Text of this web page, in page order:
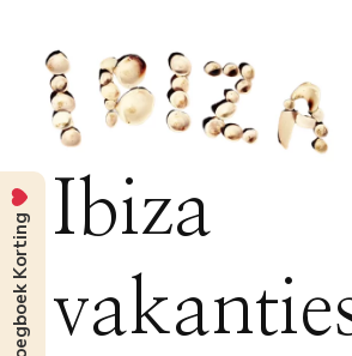
Ibiza
Vroegboek Korting